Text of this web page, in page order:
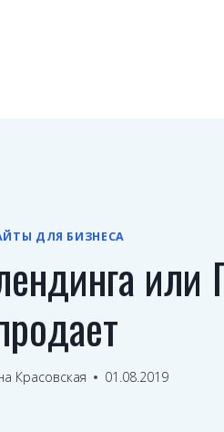
ДЛЯ БИЗНЕСА
Красовская 01.08.2019